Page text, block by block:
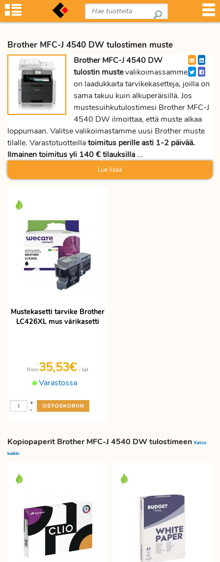
Brother MFC-J 4540 DW tulostimen muste
Brother MFC-J 4540 DW
tulostin mustevalikoimassamme
on laadukkaita tarvikekasetteja, joilla on
sama takuu kuin alkuperäisillä. Jos
mustesuihkutulostimesi Brother MFC-J
4540 DW ilmoittaa, että muste alkaa
loppumaan. Valitse valikoimastamme uusi Brother muste
tilalle. Varastotuotteillatoimitus perille asti 1-2 päivää.
Ilmainen toimitus yli 140 € tilauksilla ...
Lue lisää
Mustekasetti tarvike Brother
LC426XL mus värikasetti
Varastossa
Hinta 35,53€ / kpl
-
+
Kopiopaperit Brother MFC-J 4540 DW tulostimeen Katso
kaikki